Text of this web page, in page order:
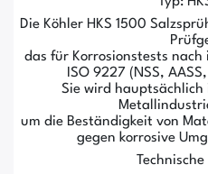
Die Köhler HKS 1500
das für Korrosionstests
ISO 9227 (NSS,
Sie wird
um die Beständigkeit von
gegen korrosive